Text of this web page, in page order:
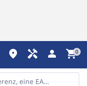
place handyman person shopping_cart0